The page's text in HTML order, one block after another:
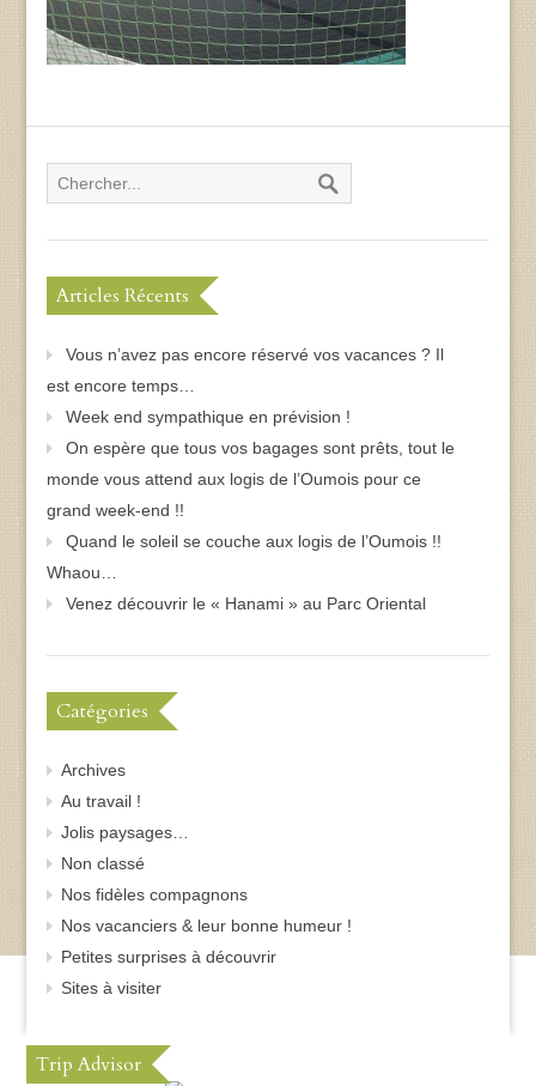
Articles Récents
Vous n’avez pas encore réservé vos vacances ? Il
est encore temps…
Week end sympathique en prévision !
On espère que tous vos bagages sont prêts, tout le
monde vous attend aux logis de l’Oumois pour ce
grand week-end !!
Quand le soleil se couche aux logis de l’Oumois !!
Whaou…
Venez découvrir le « Hanami » au Parc Oriental
Catégories
Archives
Au travail !
Jolis paysages…
Non classé
Nos fidèles compagnons
Nos vacanciers & leur bonne humeur !
Petites surprises à découvrir
Sites à visiter
Trip Advisor